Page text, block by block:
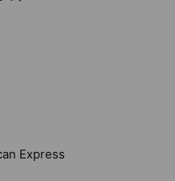
Express